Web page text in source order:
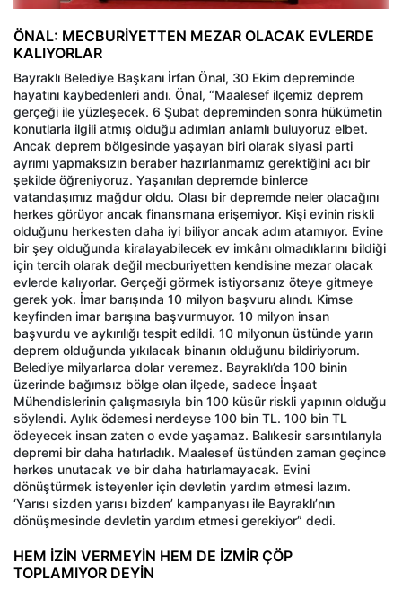
ÖNAL: MECBURİYETTEN MEZAR OLACAK EVLERDE
KALIYORLAR
Bayraklı Belediye Başkanı İrfan Önal, 30 Ekim depreminde
hayatını kaybedenleri andı. Önal, “Maalesef ilçemiz deprem
gerçeği ile yüzleşecek. 6 Şubat depreminden sonra hükümetin
konutlarla ilgili atmış olduğu adımları anlamlı buluyoruz elbet.
Ancak deprem bölgesinde yaşayan biri olarak siyasi parti
ayrımı yapmaksızın beraber hazırlanmamız gerektiğini acı bir
şekilde öğreniyoruz. Yaşanılan depremde binlerce
vatandaşımız mağdur oldu. Olası bir depremde neler olacağını
herkes görüyor ancak finansmana erişemiyor. Kişi evinin riskli
olduğunu herkesten daha iyi biliyor ancak adım atamıyor. Evine
bir şey olduğunda kiralayabilecek ev imkânı olmadıklarını bildiği
için tercih olarak değil mecburiyetten kendisine mezar olacak
evlerde kalıyorlar. Gerçeği görmek istiyorsanız öteye gitmeye
gerek yok. İmar barışında 10 milyon başvuru alındı. Kimse
keyfinden imar barışına başvurmuyor. 10 milyon insan
başvurdu ve aykırılığı tespit edildi. 10 milyonun üstünde yarın
deprem olduğunda yıkılacak binanın olduğunu bildiriyorum.
Belediye milyarlarca dolar veremez. Bayraklı’da 100 binin
üzerinde bağımsız bölge olan ilçede, sadece İnşaat
Mühendislerinin çalışmasıyla bin 100 küsür riskli yapının olduğu
söylendi. Aylık ödemesi nerdeyse 100 bin TL. 100 bin TL
ödeyecek insan zaten o evde yaşamaz. Balıkesir sarsıntılarıyla
depremi bir daha hatırladık. Maalesef üstünden zaman geçince
herkes unutacak ve bir daha hatırlamayacak. Evini
dönüştürmek isteyenler için devletin yardım etmesi lazım.
‘Yarısı sizden yarısı bizden’ kampanyası ile Bayraklı’nın
dönüşmesinde devletin yardım etmesi gerekiyor” dedi.
HEM İZİN VERMEYİN HEM DE İZMİR ÇÖP
TOPLAMIYOR DEYİN